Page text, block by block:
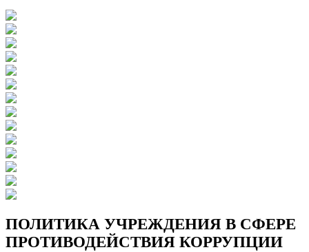
ПОЛИТИКА УЧРЕЖДЕНИЯ В СФЕРЕ
ПРОТИВОДЕЙСТВИЯ КОРРУПЦИИ